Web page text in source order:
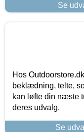
Se
Hos
beklædning, telte,
kan løfte din næste
deres udvalg.
Se